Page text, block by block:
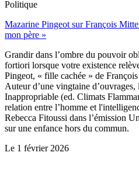
Politique
Mazarine Pingeot sur François
mon père »
Grandir dans l’ombre du pouvoir
fortiori lorsque votre existence
Pingeot, « fille cachée » de
Auteur d’une vingtaine
Inappropriable (ed. Climats
relation entre l’homme et
Rebecca Fitoussi dans l’émission
sur une enfance hors du commun.
Le 1 février 2026